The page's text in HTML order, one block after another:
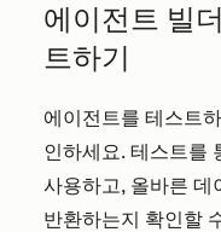
에이전트 빌
트하기
에이전트를 테스트
인하세요. 테스트를
사용하고, 올바른 데
반환하는지 확인할